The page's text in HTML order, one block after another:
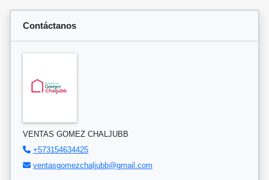
Contáctanos
VENTAS GOMEZ CHALJUBB
+573154634425
ventasgomezchaljubb@gmail.com